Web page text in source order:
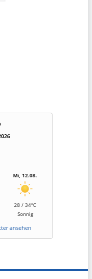
Mi, 12.08.
28 / 34°C
Sonnig
ansehen